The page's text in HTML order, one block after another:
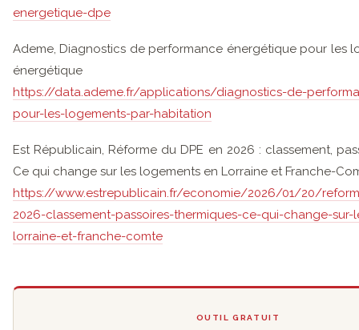
energetique-dpe
Ademe, Diagnostics de performance énergétique pour les
énergétique
https://data.ademe.fr/applications/diagnostics-de-
pour-les-logements-par-habitation
Est Républicain, Réforme du DPE en 2026 : classement,
Ce qui change sur les logements en Lorraine et Franche-
https://www.estrepublicain.fr/economie/2026/01/20/
2026-classement-passoires-thermiques-ce-qui-change-
lorraine-et-franche-comte
OUTIL GRATUIT